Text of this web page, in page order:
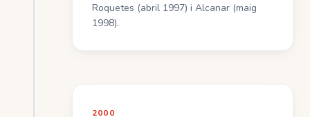
Roquetes (abril 1997) i Alcanar (maig
1998).
2000